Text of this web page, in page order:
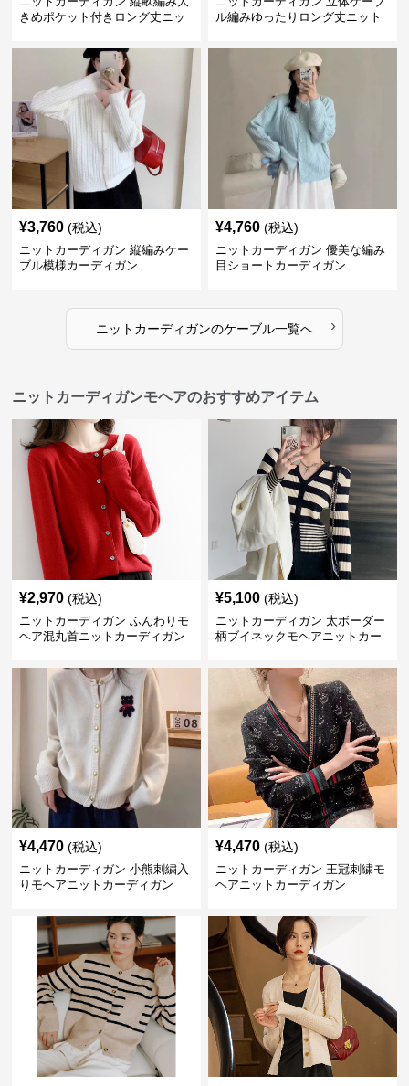
きめポケット付きロング丈ニッ
ル編みゆったりロング丈ニット
¥3,760 (税込)
ニットカーディガン 縦編みケー
ブル模様カーディガン
¥4,760 (税込)
ニットカーディガン 優美な編み
目ショートカーディガン
ニットカーディガンのケーブル一覧へ ›
ニットカーディガンモヘアのおすすめアイテム
¥2,970 (税込)
ニットカーディガン ふんわりモ
ヘア混丸首ニットカーディガン
¥5,100 (税込)
ニットカーディガン 太ボーダー
柄ブイネックモヘアニットカー
¥4,470 (税込)
ニットカーディガン 小熊刺繍入
りモヘアニットカーディガン
¥4,470 (税込)
ニットカーディガン 王冠刺繍モ
ヘアニットカーディガン